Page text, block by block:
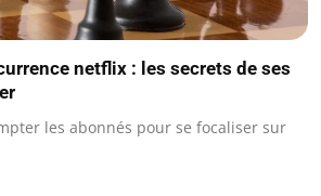
netflix : les secrets de ses
les abonnés pour se focaliser sur